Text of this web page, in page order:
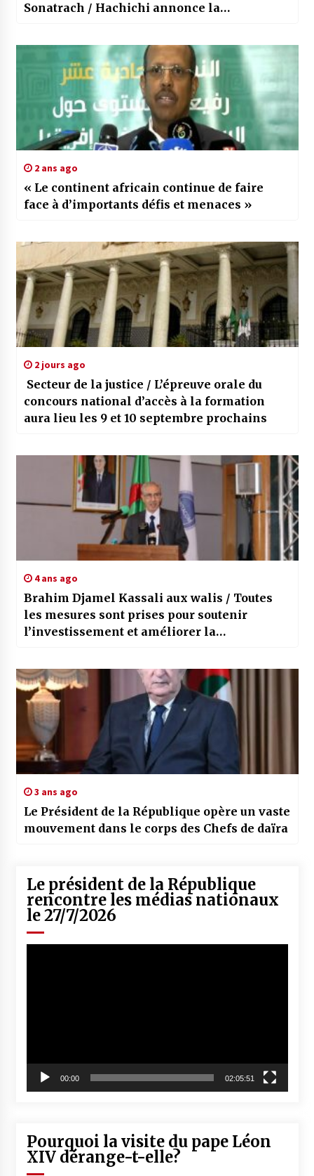
Sonatrach / Hachichi annonce la
période 2024-2028
2 ans ago
« Le continent africain continue de faire
face à d’importants défis et menaces »
2 jours ago
Secteur de la justice / L’épreuve orale du
concours national d’accès à la formation
aura lieu les 9 et 10 septembre prochains
4 ans ago
Brahim Djamel Kassali aux walis / Toutes
les mesures sont prises pour soutenir
l’investissement et améliorer la
3 ans ago
Le Président de la République opère un vaste
mouvement dans le corps des Chefs de daïra
Le président de la République
rencontre les médias nationaux
le 27/7/2026
00:00 02:05:51
Pourquoi la visite du pape Léon
XIV dérange-t-elle?